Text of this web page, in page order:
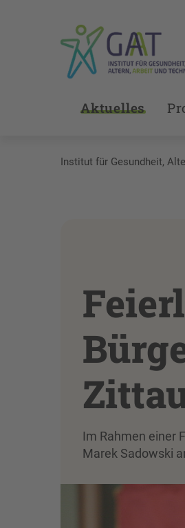
Aktuelles
Institut für Gesundheit,
Im Rahmen einer
Marek Sadowski